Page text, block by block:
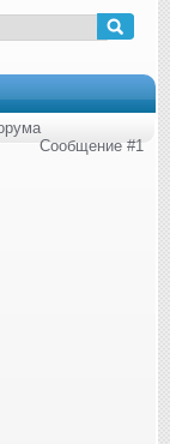
Сообщение #1